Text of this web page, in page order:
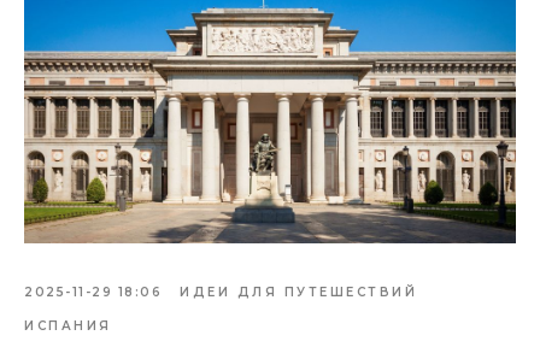
2025-11-29 18:06 ИДЕИ ДЛЯ ПУТЕШЕСТВИЙ
ИСПАНИЯ